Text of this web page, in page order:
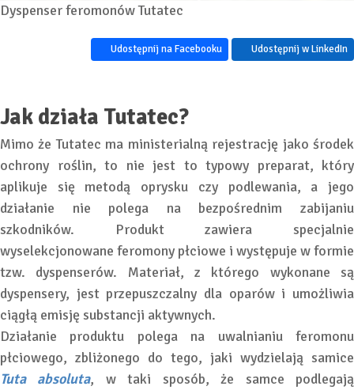
Dyspenser feromonów Tutatec
Udostępnij na Facebooku Udostępnij w LinkedIn
Jak działa Tutatec?
Mimo że Tutatec ma ministerialną rejestrację jako środek
ochrony roślin, to nie jest to typowy preparat, który
aplikuje się metodą oprysku czy podlewania, a jego
działanie nie polega na bezpośrednim zabijaniu
szkodników. Produkt zawiera specjalnie
wyselekcjonowane feromony płciowe i występuje w formie
tzw. dyspenserów. Materiał, z którego wykonane są
dyspensery, jest przepuszczalny dla oparów i umożliwia
ciągłą emisję substancji aktywnych.
Działanie produktu polega na uwalnianiu feromonu
płciowego, zbliżonego do tego, jaki wydzielają samice
Tuta absoluta, w taki sposób, że samce podlegają